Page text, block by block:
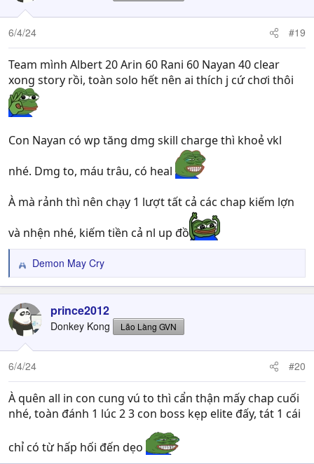
6/4/24 #19
Team mình Albert 20 Arin 60 Rani 60 Nayan 40 clear
xong story rồi, toàn solo hết nên ai thích j cứ chơi thôi
Con Nayan có wp tăng dmg skill charge thì khoẻ vkl
nhé. Dmg to, máu trâu, có heal
À mà rảnh thì nên chạy 1 lượt tất cả các chap kiếm lợn
và nhện nhé, kiếm tiền cả nl up đồ
R
e
c
t
i
o
n
Demon May Cry
prince2012
Donkey Kong Lão Làng GVN
6/4/24 #20
À quên all in con cung vú to thì cẩn thận mấy chap cuối
nhé, toàn đánh 1 lúc 2 3 con boss kẹp elite đấy, tát 1 cái
chỉ có từ hấp hối đến dẹo